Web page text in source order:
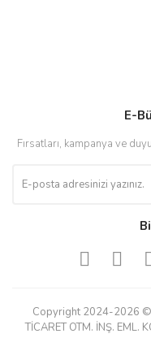
E-
Fırsatları, kampanya ve
Copyright 2024-2026 ©
TİCARET OTM. İNŞ. EML.